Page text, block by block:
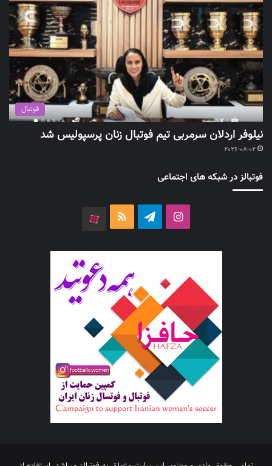
فوتبال
نیلوفر اردلان سرمربی تیم فوتبال زنان پرسپولیس شد
2026-08-02
فوتبالز در شبکه های اجتماعی
اینستاگرامتلگرام خوراک